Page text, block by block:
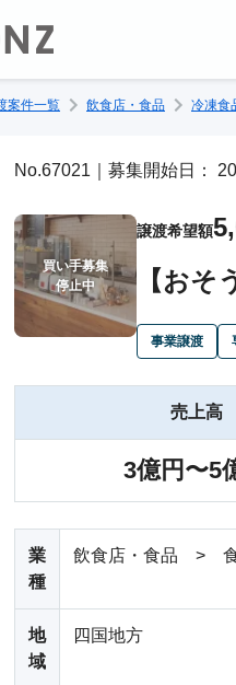
案件一覧 飲食店・食品 冷凍食
No.67021｜募集開始日：
買い手募集
停止中
譲渡希望額
【お
事業譲渡
売上高
3億円〜5
業
種
飲食店・食品 >
地
域
四国地方